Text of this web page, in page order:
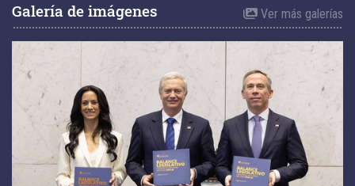
Galería de imágenes Ver más galerías